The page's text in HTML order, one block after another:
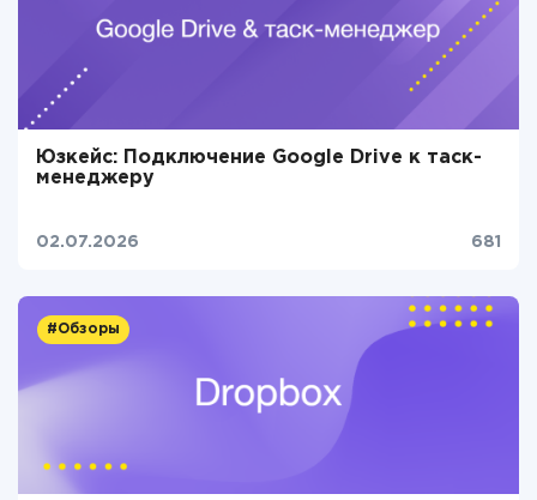
Юзкейс: Подключение Google Drive к таск-
менеджеру
02.07.2026 681
#Обзоры